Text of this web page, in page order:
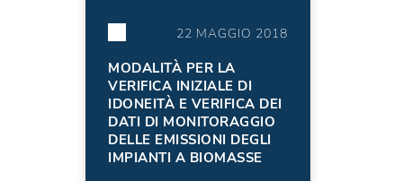
22 MAGGIO 2018
MODALITÀ PER LA
VERIFICA INIZIALE DI
IDONEITÀ E VERIFICA DEI
DATI DI MONITORAGGIO
DELLE EMISSIONI DEGLI
IMPIANTI A BIOMASSE